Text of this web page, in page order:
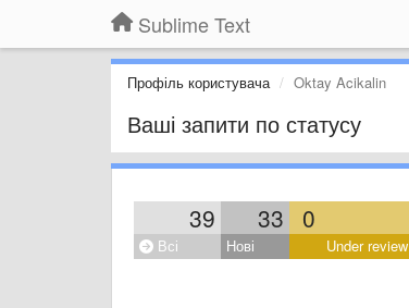
Sublime Text
Профіль користувача Oktay Acikalin
Ваші запити по статусу
39 33 0
Всі Нові Under review